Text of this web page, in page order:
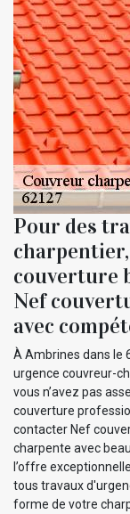
Pour des
charpentier,
couverture
Nef
avec
À Ambrines dans le
urgence couvreur-
vous n’avez pas
couverture
contacter Nef
charpente avec
l’offre
tous travaux
forme de votre